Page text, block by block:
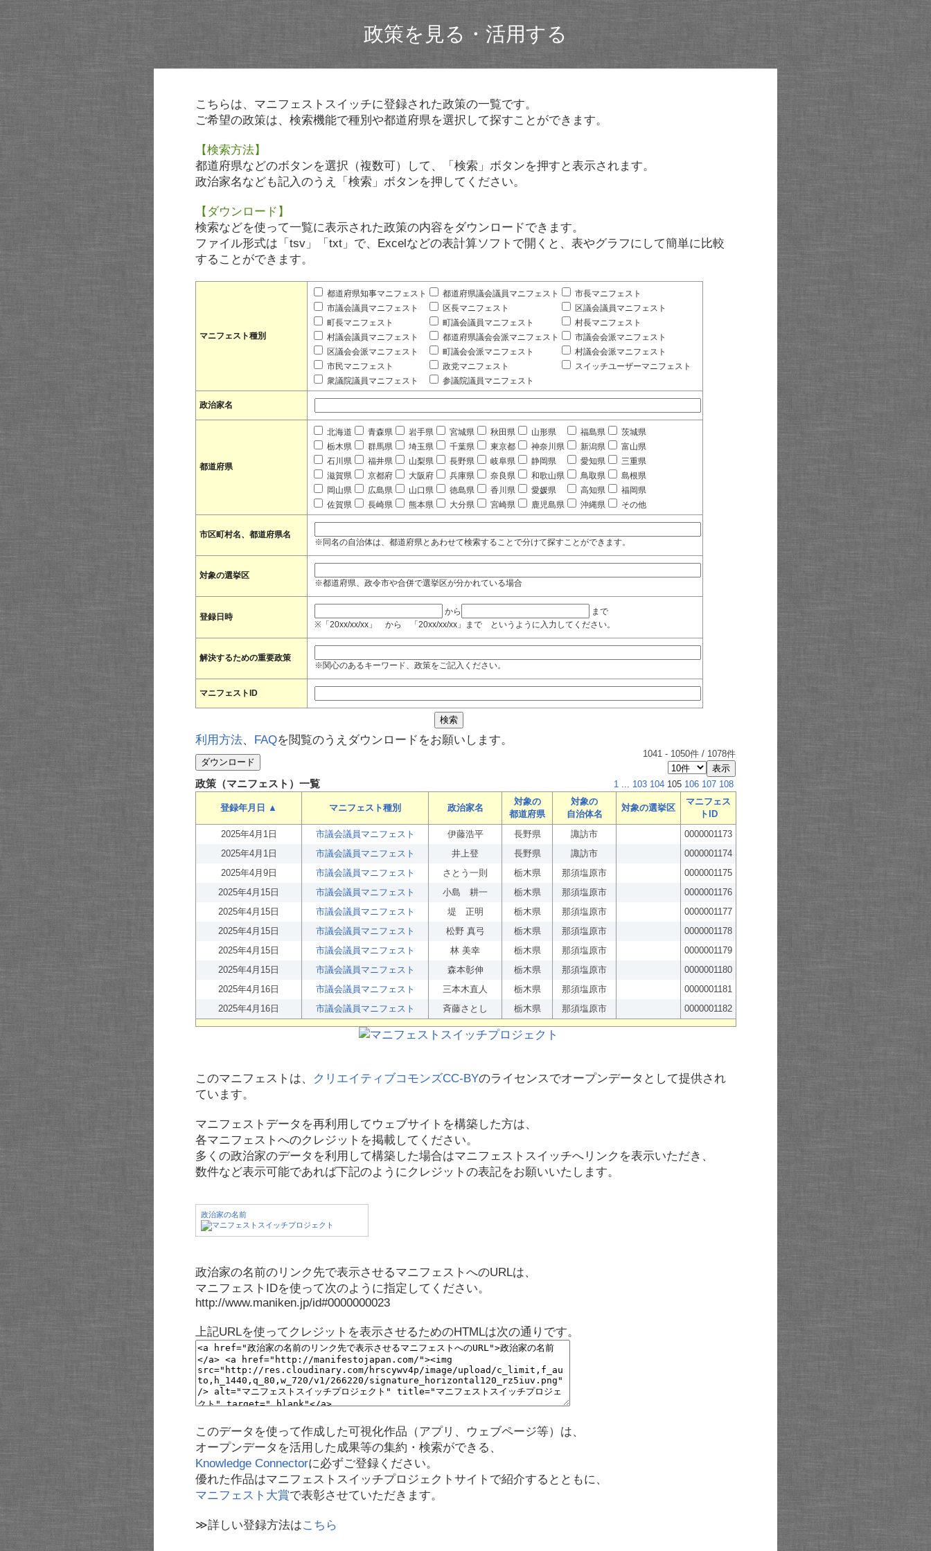
政策を見る・活用する
こちらは、マニフェストスイッチに登録された政策の一覧です。
ご希望の政策は、検索機能で種別や都道府県を選択して探すことができます。
【検索方法】
都道府県などのボタンを選択（複数可）して、「検索」ボタンを押すと表示されます。
政治家名なども記入のうえ「検索」ボタンを押してください。
【ダウンロード】
検索などを使って一覧に表示された政策の内容をダウンロードできます。
ファイル形式は「tsv」「txt」で、Excelなどの表計算ソフトで開くと、表やグラフにして簡単に比較
することができます。
マニフェスト種別
都道府県知事マニフェスト 都道府県議会議員マニフェスト
市長マニフェスト
市議会議員マニフェスト
区長マニフェスト
区議会議員マニフェスト
町長マニフェスト
町議会議員マニフェスト
村長マニフェスト
村議会議員マニフェスト
都道府県議会会派マニフェスト
市議会会派マニフェスト
区議会会派マニフェスト
町議会会派マニフェスト
村議会会派マニフェスト
市民マニフェスト
政党マニフェスト
スイッチユーザーマニフェスト
衆議院議員マニフェスト
参議院議員マニフェスト
政治家名
都道府県
北海道 青森県 岩手県 宮城県 秋田県 山形県 福島県
茨城県
栃木県
群馬県 埼玉県 千葉県 東京都 神奈川県 新潟県
富山県
石川県
福井県 山梨県 長野県 岐阜県 静岡県 愛知県
三重県
滋賀県
京都府 大阪府 兵庫県 奈良県 和歌山県 鳥取県
島根県
岡山県
広島県 山口県 徳島県 香川県 愛媛県 高知県
福岡県
佐賀県
長崎県 熊本県 大分県 宮崎県 鹿児島県 沖縄県 その他
市区町村名、都道府県名
※同名の自治体は、都道府県とあわせて検索することで分けて探すことができます。
対象の選挙区
※都道府県、政令市や合併で選挙区が分かれている場合
登録日時
から
まで
※「20xx/xx/xx」 から 「20xx/xx/xx」まで というように入力してください。
解決するための重要政策
※関心のあるキーワード、政策をご記入ください。
マニフェストID
利用方法、 FAQを閲覧のうえダウンロードをお願いします。
1041 - 1050件 / 1078件
政策（マニフェスト）一覧 1 ... 103 104 105 106 107 108
登録年月日 ▲ マニフェスト種別 政治家名
対象の
都道府県
対象の
自治体名
対象の選挙区
マニフェス
トID
2025年4月1日
市議会議員マニフェスト 伊藤浩平 長野県 諏訪市
0000001173
2025年4月1日
市議会議員マニフェスト 井上登 長野県 諏訪市
0000001174
2025年4月9日
市議会議員マニフェスト さとう一則 栃木県 那須塩原市
0000001175
2025年4月15日
市議会議員マニフェスト 小島 耕一 栃木県 那須塩原市
0000001176
2025年4月15日
市議会議員マニフェスト 堤 正明 栃木県 那須塩原市
0000001177
2025年4月15日
市議会議員マニフェスト 松野 真弓 栃木県 那須塩原市
0000001178
2025年4月15日
市議会議員マニフェスト 林 美幸 栃木県 那須塩原市
0000001179
2025年4月15日
市議会議員マニフェスト 森本彰伸 栃木県 那須塩原市
0000001180
2025年4月16日
市議会議員マニフェスト 三本木直人 栃木県 那須塩原市
0000001181
2025年4月16日
市議会議員マニフェスト 斉藤さとし 栃木県 那須塩原市 0000001182
このマニフェストは、 クリエイティブコモンズCC-BYのライセンスでオープンデータとして提供され
ています。
マニフェストデータを再利用してウェブサイトを構築した方は、
各マニフェストへのクレジットを掲載してください。
多くの政治家のデータを利用して構築した場合はマニフェストスイッチへリンクを表示いただき、
数件など表示可能であれば下記のようにクレジットの表記をお願いいたします。
政治家の名前
政治家の名前のリンク先で表示させるマニフェストへのURLは、
マニフェストIDを使って次のように指定してください。
http://www.maniken.jp/id#0000000023
上記URLを使ってクレジットを表示させるためのHTMLは次の通りです。
このデータを使って作成した可視化作品（アプリ、ウェブページ等）は、
オープンデータを活用した成果等の集約・検索ができる、
Knowledge Connectorに必ずご登録ください。
優れた作品はマニフェストスイッチプロジェクトサイトで紹介するとともに、
マニフェスト大賞で表彰させていただきます。
≫詳しい登録方法はこちら